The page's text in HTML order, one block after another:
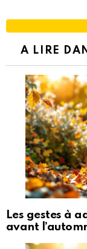
A LIRE
Les gestes à
avant